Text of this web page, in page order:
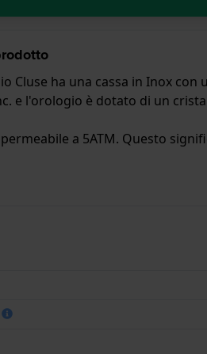
Cluse ha una cassa in Inox
e l'orologio è dotato di un
a 5ATM. Questo